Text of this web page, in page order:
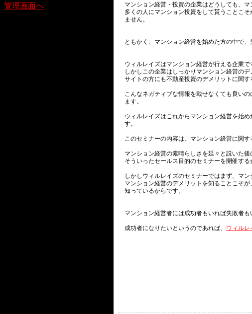
マンション経営・投資の企業はどうしても、
多くの人にマンション投資をして貰うことこ
ません。
ともかく、マンション経営を始めた方の中で
ウィルレイズはマンション経営が行える企業で
しかしこの企業はしっかりマンション経営の
サイトの方にも不動産投資のデメリットに関す
こんなネガティブな情報を載せなくても良い
ます。
ウィルレイズはこれからマンション経営を始
す。
このセミナーの内容は、マンション経営に関
マンション経営の素晴らしさを延々と説いた後
そういったセールス目的のセミナーを開催する
しかしウィルレイズのセミナーではまず、マ
マンション経営のデメリットを知ることこそ
知っているからです。
マンション経営者には成功者もいれば失敗者も
成功者になりたいというのであれば、 ウィルレ
管理画面へ